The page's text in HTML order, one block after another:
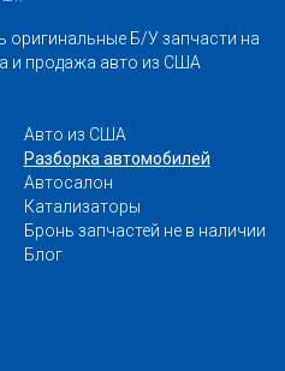
оригинальные Б/У запчасти на
и продажа авто из США
Авто из США
Разборка автомобилей
Автосалон
Катализаторы
Бронь запчастей не в наличии
Блог